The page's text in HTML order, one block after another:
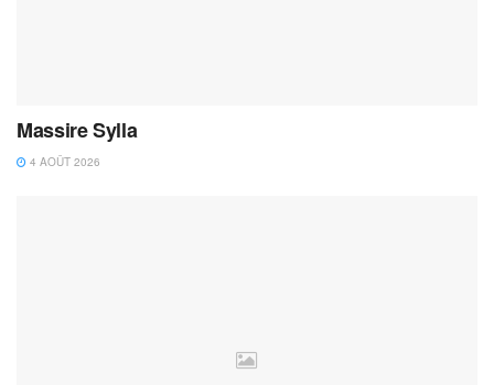
Massire Sylla
4 AOÛT 2026